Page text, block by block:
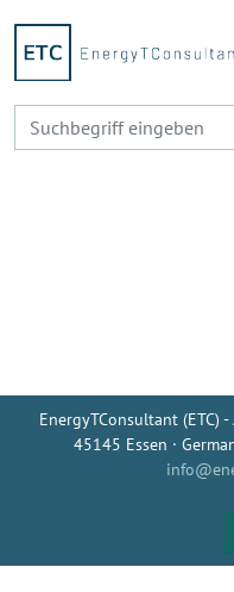
EnergyTConsultant (ETC)
45145 Essen ·